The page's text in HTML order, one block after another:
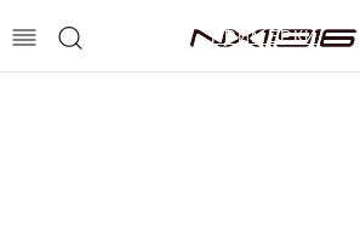
ПРИМЕРКИ